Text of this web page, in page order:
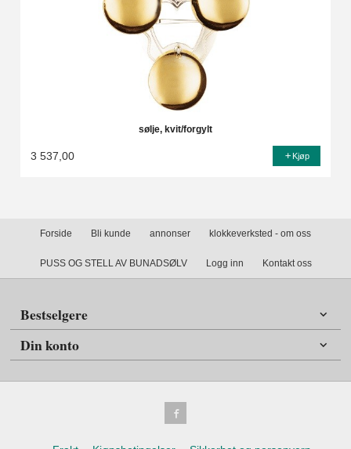
sølje, kvit/forgylt
3 537,00 Kjøp
Forside Bli kunde annonser klokkeverksted - om oss
PUSS OG STELL AV BUNADSØLV Logg inn Kontakt oss
Bestselgere
Din konto